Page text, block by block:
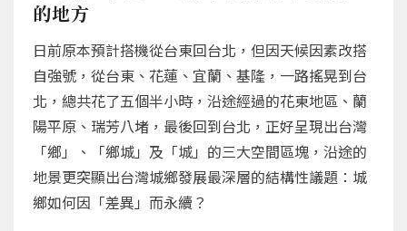
的地方
日前原本預計搭機從台東回台北，但因天候因素改搭
自強號，從台東、花蓮、宜蘭、基隆，一路搖晃到台
北，總共花了五個半小時，沿途經過的花東地區、蘭
陽平原、瑞芳八堵，最後回到台北，正好呈現出台灣
「鄉」、「鄉城」及「城」的三大空間區塊，沿途的
地景更突顯出台灣城鄉發展最深層的結構性議題：城
鄉如何因「差異」而永續？